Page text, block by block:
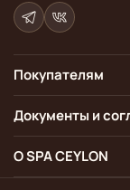
Покупателям
Документы и
О SPA CEYLON